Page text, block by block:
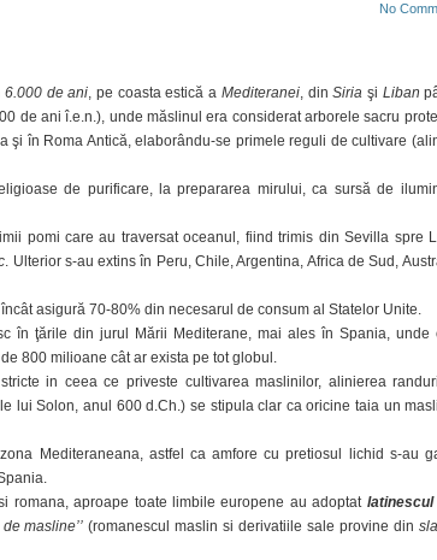
No
6.000 de ani, pe coasta estică a Mediteranei, dinSiria şi Liban
de ani î.e.n.), unde măslinul era considerat arborele sacru
şi în Roma Antică, elaborându-se primele reguli de cultivare
de purificare, la prepararea mirului, ca sursă de
pomi care au traversat oceanul, fiind trimis din Sevilla spre
. Ulterior s-au extins în Peru, Chile, Argentina, Africa de Sud,
asigură 70-80% din necesarul de consum al Statelor Unite.
în ţările din jurul Mării Mediterane, mai ales în Spania, unde
800 milioane cât ar exista pe tot globul.
in ceea ce priveste cultivarea maslinilor, alinierea
lui Solon, anul 600 d.Ch.) se stipula clar ca oricine taia un
Mediteraneana, astfel ca amfore cu pretiosul lichid s-au
romana, aproape toate limbile europene au adoptatlatinescul
de masline’’ (romanescul maslin si derivatiile sale provine din